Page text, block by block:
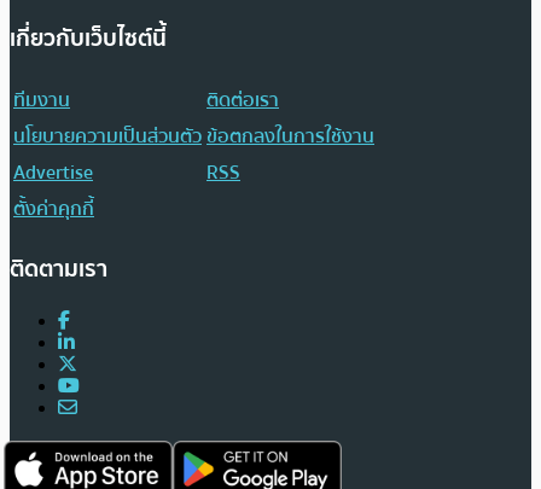
เกี่ยวกับเว็บไซต์นี้
ทีมงาน
ติดต่อเรา
นโยบายความเป็นส่วนตัวข้อตกลงในการใช้งาน
Advertise
RSS
ตั้งค่าคุกกี้
ติดตามเรา